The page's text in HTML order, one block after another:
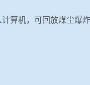
算机，可回放煤尘爆